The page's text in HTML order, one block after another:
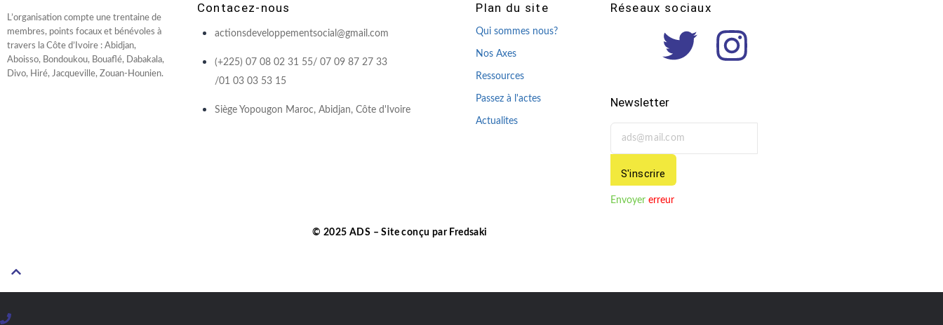
L’organisation compte une trentaine de
membres, points focaux et bénévoles à
travers la Côte d’Ivoire : Abidjan,
Aboisso, Bondoukou, Bouaflé, Dabakala,
Divo, Hiré, Jacqueville, Zouan-Hounien.
Contacez-nous
actionsdeveloppementsocial@gmail.com
(+225) 07 08 02 31 55/ 07 09 87 27 33
/01 03 03 53 15
Siège Yopougon Maroc, Abidjan, Côte d'Ivoire
Plan du site
Qui sommes nous?
Nos Axes
Ressources
Passez à l'actes
Actualites
Réseaux sociaux
Newsletter
S'inscrire
Envoyer erreur
© 2025 ADS – Site conçu par Fredsaki